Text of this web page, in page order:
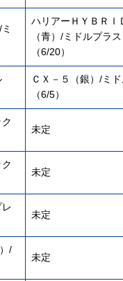
ハリアーＨＹＢＲＩ
（青）/ミドルプラス
（6/20）
ＣＸ－５（銀）/ミ
（6/5）
未定
未定
未定
/
未定